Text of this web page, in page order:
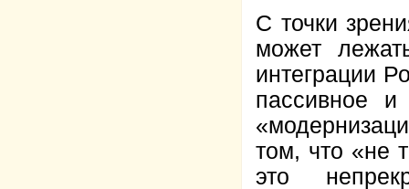
С точки
может
интеграции
пассивное и
том, что «не
это